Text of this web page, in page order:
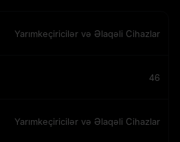
Yarımkeçiricilər və Əlaqəli Cihazlar
46
Yarımkeçiricilər və Əlaqəli Cihazlar